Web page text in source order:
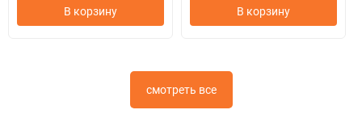
В корзину В корзину
смотреть все